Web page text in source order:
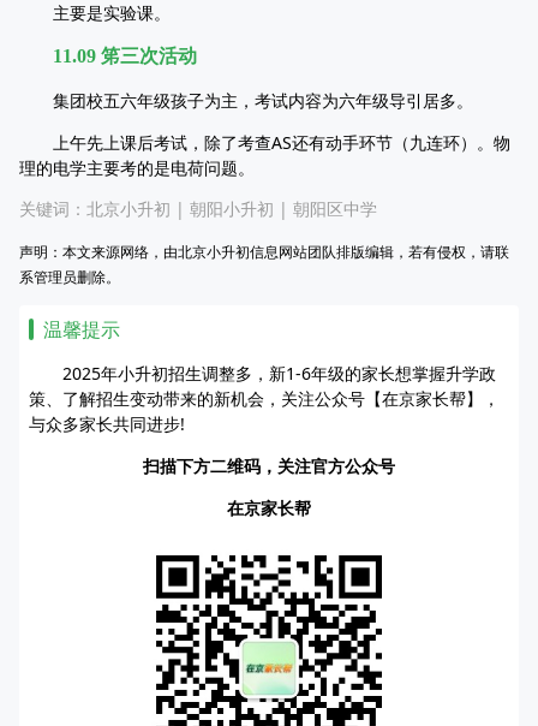
主要是实验课。
11.09 笫三次活动
集团校五六年级孩子为主，考试内容为六年级导引居多。
上午先上课后考试，除了考查AS还有动手环节（九连环）。物
理的电学主要考的是电荷问题。
关键词： 北京小升初 | 朝阳小升初 | 朝阳区中学
声明：本文来源网络，由北京小升初信息网站团队排版编辑，若有侵权，请联
系管理员删除。
温馨提示
2025年小升初招生调整多，新1-6年级的家长想掌握升学政
策、了解招生变动带来的新机会，关注公众号【在京家长帮】，
与众多家长共同进步!
扫描下方二维码，关注官方公众号
在京家长帮